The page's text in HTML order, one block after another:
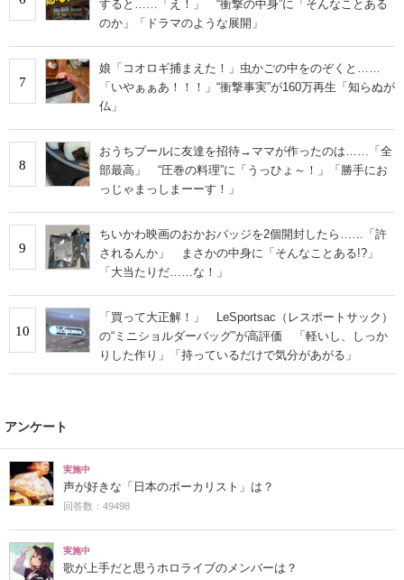
すると……「え！」 “衝撃の中身”に「そんなことある
のか」「ドラマのような展開」
7
娘「コオロギ捕まえた！」虫かごの中をのぞくと……
「いやぁぁあ！！！」“衝撃事実”が160万再生「知らぬが
仏」
8
おうちプールに友達を招待→ママが作ったのは……「全
部最高」 “圧巻の料理”に「うっひょ～！」「勝手にお
っじゃまっしまーーす！」
9
ちいかわ映画のおかおバッジを2個開封したら……「許
されるんか」 まさかの中身に「そんなことある!?」
「大当たりだ……な！」
10
「買って大正解！」 LeSportsac（レスポートサック）
の“ミニショルダーバッグ”が高評価 「軽いし、しっか
りした作り」「持っているだけで気分があがる」
アンケート
実施中
声が好きな「日本のボーカリスト」は？
回答数：49498
実施中
歌が上手だと思うホロライブのメンバーは？